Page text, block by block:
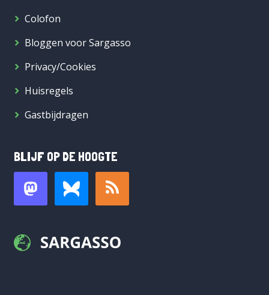
Colofon
Bloggen voor Sargasso
Privacy/Cookies
Huisregels
Gastbijdragen
BLIJF OP DE HOOGTE